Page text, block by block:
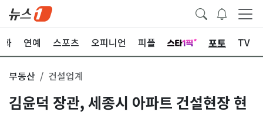
화 연예 스포츠 오피니언 피플 포토 TV
부동산 건설업계
김윤덕 장관, 세종시 아파트 건설현장 현